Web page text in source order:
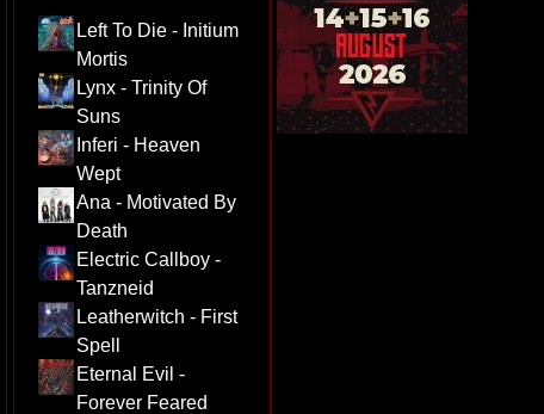
Left To Die - Initium
Mortis
Lynx - Trinity Of
Suns
Inferi - Heaven
Wept
Ana - Motivated By
Death
Electric Callboy -
Tanzneid
Leatherwitch - First
Spell
Eternal Evil -
Forever Feared